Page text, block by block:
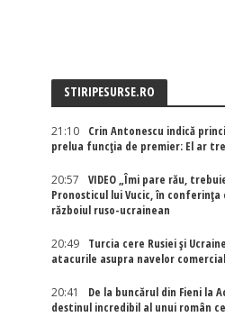
STIRIPESURSE.RO
21:10
Crin Antonescu indică
prelua funcția de premier: El ar
20:57
VIDEO „Îmi pare rău,
Pronosticul lui Vucic, în conferința
războiul ruso-ucrainean
20:49
Turcia cere Rusiei și
atacurile asupra navelor
20:41
De la buncărul din Fieni la
destinul incredibil al unui român